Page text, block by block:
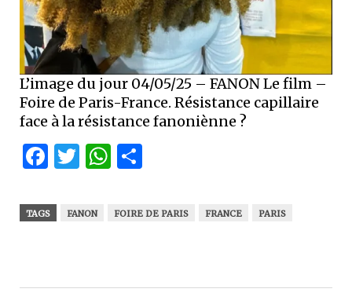
L’image du jour 04/05/25 – FANON Le film –
Foire de Paris-France. Résistance capillaire
face à la résistance fanoniènne ?
Facebook
Twitter
WhatsApp
TAGS FANON FOIRE DE PARIS FRANCE PARIS